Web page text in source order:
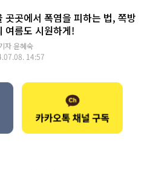
곳곳에서 폭염을 피하는 법, 쪽방
여름도 시원하게!
자 윤혜숙
14:57